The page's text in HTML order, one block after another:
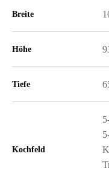
Breite
Höhe
Tiefe
Kochfeld